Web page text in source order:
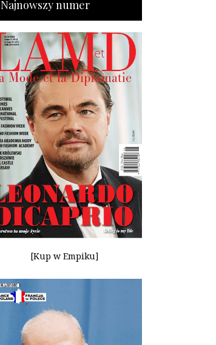
Najnowszy numer
[Kup w Empiku]